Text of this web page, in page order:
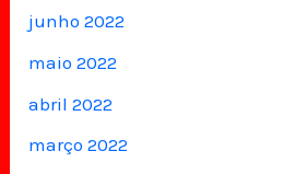
junho 2022
maio 2022
abril 2022
março 2022